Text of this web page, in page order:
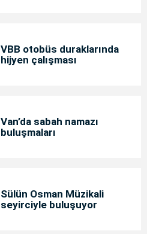
VBB otobüs duraklarında
hijyen çalışması
Van’da sabah namazı
buluşmaları
Sülün Osman Müzikali
seyirciyle buluşuyor